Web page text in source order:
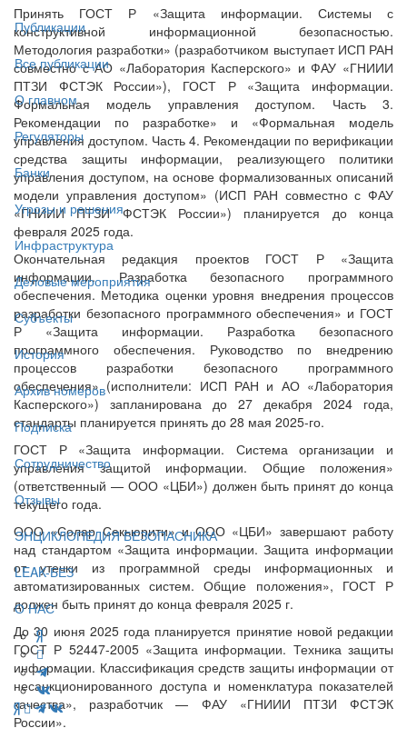
Публикации
Все публикации
О главном
Регуляторы
Банки
Угрозы и решения
Инфраструктура
Деловые мероприятия
Субъекты
История
Архив номеров
Подписка
Сотрудничество
Отзывы
ЭНЦИКЛОПЕДИЯ БЕЗОПАСНИКА
LEAK-БЕЗ
О НАС
Принять ГОСТ Р «Защита информации. Системы с
конструктивной информационной безопасностью.
Методология разработки» (разработчиком выступает ИСП РАН
совместно с АО «Лаборатория Касперского» и ФАУ «ГНИИИ
ПТЗИ ФСТЭК России»), ГОСТ Р «Защита информации.
Формальная модель управления доступом. Часть 3.
Рекомендации по разработке» и «Формальная модель
управления доступом. Часть 4. Рекомендации по верификации
средства защиты информации, реализующего политики
управления доступом, на основе формализованных описаний
модели управления доступом» (ИСП РАН совместно с ФАУ
«ГНИИИ ПТЗИ ФСТЭК России») планируется до конца
февраля 2025 года.
Окончательная редакция проектов ГОСТ Р «Защита
информации. Разработка безопасного программного
обеспечения. Методика оценки уровня внедрения процессов
разработки безопасного программного обеспечения» и ГОСТ
Р «Защита информации. Разработка безопасного
программного обеспечения. Руководство по внедрению
процессов разработки безопасного программного
обеспечения» (исполнители: ИСП РАН и АО «Лаборатория
Касперского») запланирована до 27 декабря 2024 года,
стандарты планируется принять до 28 мая 2025-го.
ГОСТ Р «Защита информации. Система организации и
управления защитой информации. Общие положения»
(ответственный — ООО «ЦБИ») должен быть принят до конца
текущего года.
ООО «Солар Секьюрити» и ООО «ЦБИ» завершают работу
над стандартом «Защита информации. Защита информации
от утечки из программной среды информационных и
автоматизированных систем. Общие положения», ГОСТ Р
должен быть принят до конца февраля 2025 г.
До 30 июня 2025 года планируется принятие новой редакции
ГОСТ Р 52447-2005 «Защита информации. Техника защиты
информации. Классификация средств защиты информации от
несанкционированного доступа и номенклатура показателей
качества», разработчик — ФАУ «ГНИИИ ПТЗИ ФСТЭК
России».